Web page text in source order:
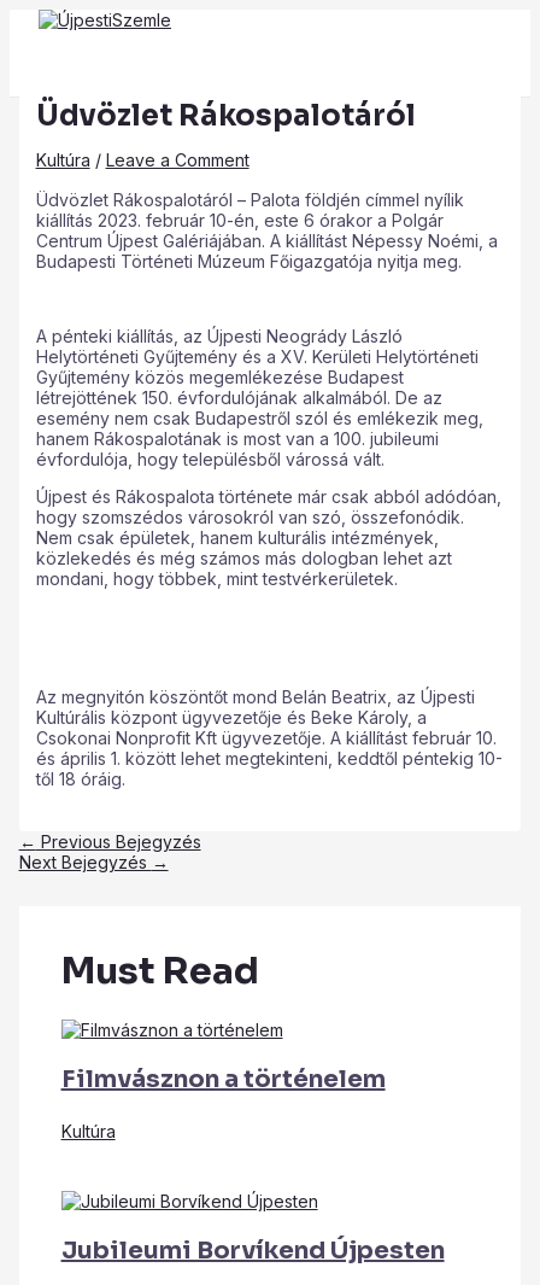
Skip
Main
Menu
Üdvözlet Rákospalotáról
Kultúra / Leave a Comment
Üdvözlet Rákospalotáról – Palota földjén címmel nyílik
kiállítás 2023. február 10-én, este 6 órakor a Polgár
Centrum Újpest Galériájában. A kiállítást Népessy Noémi, a
Budapesti Történeti Múzeum Főigazgatója nyitja meg.
A pénteki kiállítás, az Újpesti Neogrády László
Helytörténeti Gyűjtemény és a XV. Kerületi Helytörténeti
Gyűjtemény közös megemlékezése Budapest
létrejöttének 150. évfordulójának alkalmából. De az
esemény nem csak Budapestről szól és emlékezik meg,
hanem Rákospalotának is most van a 100. jubileumi
évfordulója, hogy településből várossá vált.
Újpest és Rákospalota története már csak abból adódóan,
hogy szomszédos városokról van szó, összefonódik.
Nem csak épületek, hanem kulturális intézmények,
közlekedés és még számos más dologban lehet azt
mondani, hogy többek, mint testvérkerületek.
Az megnyitón köszöntőt mond Belán Beatrix, az Újpesti
Kultúrális központ ügyvezetője és Beke Károly, a
Csokonai Nonprofit Kft ügyvezetője. A kiállítást február 10.
és április 1. között lehet megtekinteni, keddtől péntekig 10-
től 18 óráig.
Post
navigation
← Previous Bejegyzés
Next Bejegyzés →
Must Read
Filmvásznon a történelem
Kultúra
Jubileumi Borvíkend Újpesten
Type
here..
Name*
Email*
Website